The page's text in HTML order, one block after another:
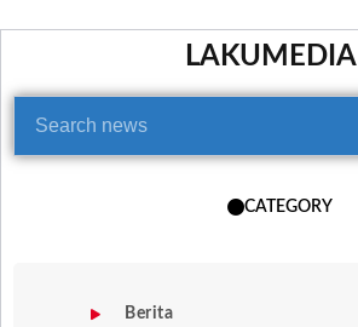
LAKUMEDIA
CATEGORY
Berita